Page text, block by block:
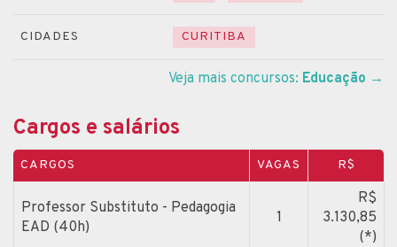
CIDADES CURITIBA
Veja mais concursos: Educação →
Cargos e salários
CARGOS VAGAS R$
Professor Substituto - Pedagogia
EAD (40h)
1
R$
3.130,85
(*)